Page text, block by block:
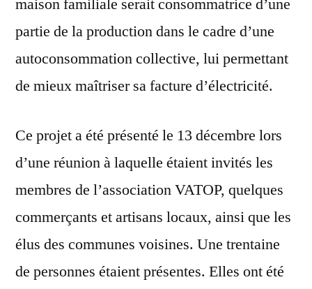
maison familiale serait consommatrice d’une
partie de la production dans le cadre d’une
autoconsommation collective, lui permettant
de mieux maîtriser sa facture d’électricité.
Ce projet a été présenté le 13 décembre lors
d’une réunion à laquelle étaient invités les
membres de l’association VATOP, quelques
commerçants et artisans locaux, ainsi que les
élus des communes voisines. Une trentaine
de personnes étaient présentes. Elles ont été